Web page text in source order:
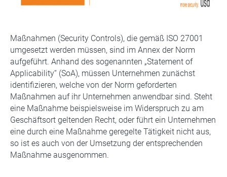
Maßnahmen (Security Controls), die gemäß ISO 27001
umgesetzt werden müssen, sind im Annex der Norm
aufgeführt. Anhand des sogenannten „Statement of
Applicability“ (SoA), müssen Unternehmen zunächst
identifizieren, welche von der Norm geforderten
Maßnahmen auf ihr Unternehmen anwendbar sind. Steht
eine Maßnahme beispielsweise im Widerspruch zu am
Geschäftsort geltenden Recht, oder führt ein Unternehmen
eine durch eine Maßnahme geregelte Tätigkeit nicht aus,
so ist es auch von der Umsetzung der entsprechenden
Maßnahme ausgenommen.